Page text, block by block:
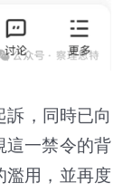
，同時已向
這一禁令的背
濫用，並再度